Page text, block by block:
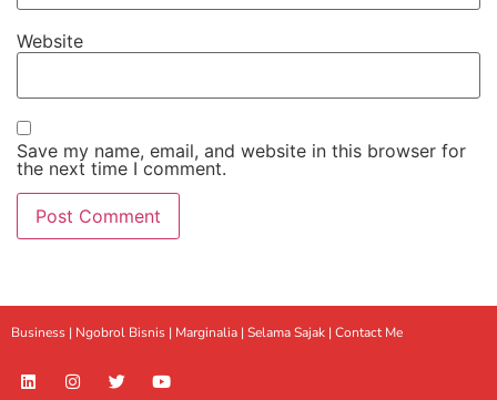
Website
Save my name, email, and website in this browser for
the next time I comment.
Business | Ngobrol Bisnis | Marginalia | Selama Sajak | Contact Me